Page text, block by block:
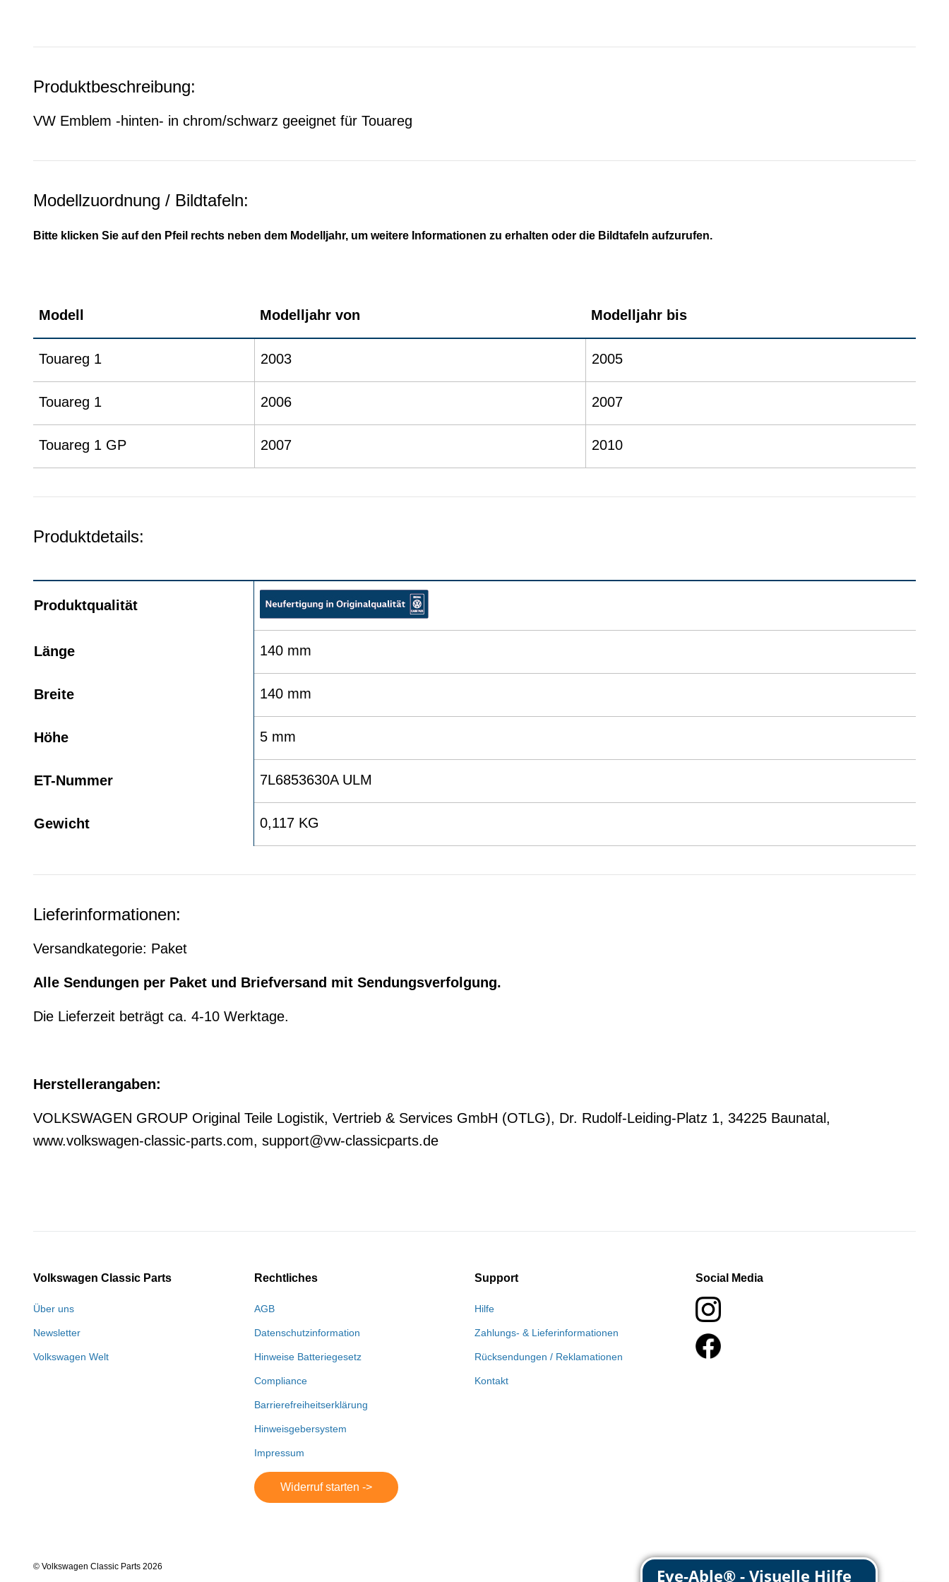
Produktbeschreibung:
VW Emblem -hinten- in chrom/schwarz geeignet für Touareg
Modellzuordnung / Bildtafeln:
Bitte klicken Sie auf den Pfeil rechts neben dem Modelljahr, um weitere Informationen zu erhalten oder die Bildtafeln aufzurufen.
Modell Modelljahr von Modelljahr bis
Touareg 1 2003 2005
Touareg 1 2006 2007
Touareg 1 GP 2007 2010
Produktdetails:
Produktqualität
Länge 140 mm
Breite 140 mm
Höhe 5 mm
ET-Nummer 7L6853630A ULM
Gewicht 0,117 KG
Lieferinformationen:
Versandkategorie: Paket
Alle Sendungen per Paket und Briefversand mit Sendungsverfolgung.
Die Lieferzeit beträgt ca. 4-10 Werktage.
Herstellerangaben:
VOLKSWAGEN GROUP Original Teile Logistik, Vertrieb & Services GmbH (OTLG), Dr. Rudolf-Leiding-Platz 1, 34225 Baunatal,
www.volkswagen-classic-parts.com, support@vw-classicparts.de
Volkswagen Classic Parts
Über uns
Newsletter
Volkswagen Welt
Rechtliches
AGB
Datenschutzinformation
Hinweise Batteriegesetz
Compliance
Barrierefreiheitserklärung
Hinweisgebersystem
Impressum
Widerruf starten ->
Support
Hilfe
Zahlungs- & Lieferinformationen
Rücksendungen / Reklamationen
Kontakt
Social Media
© Volkswagen Classic Parts 2026